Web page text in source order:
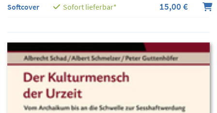
Softcover Sofort lieferbar* 15,00 €